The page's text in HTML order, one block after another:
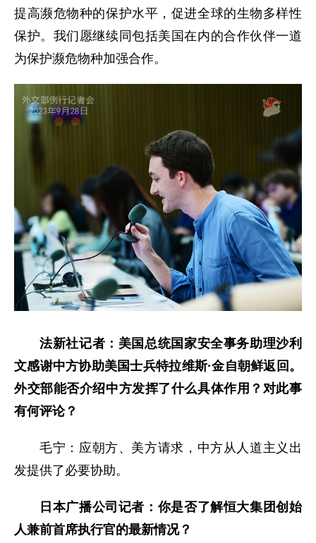
提高濒危物种的保护水平，促进全球的生物多样性
保护。我们愿继续同包括美国在内的合作伙伴一道
为保护濒危物种加强合作。
法新社记者：美国总统国家安全事务助理沙利
文感谢中方协助美国士兵特拉维斯·金自朝鲜返回。
外交部能否介绍中方发挥了什么具体作用？对此事
有何评论？
毛宁：应朝方、美方请求，中方从人道主义出
发提供了必要协助。
日本广播公司记者：你是否了解恒大集团创始
人兼前首席执行官的最新情况？